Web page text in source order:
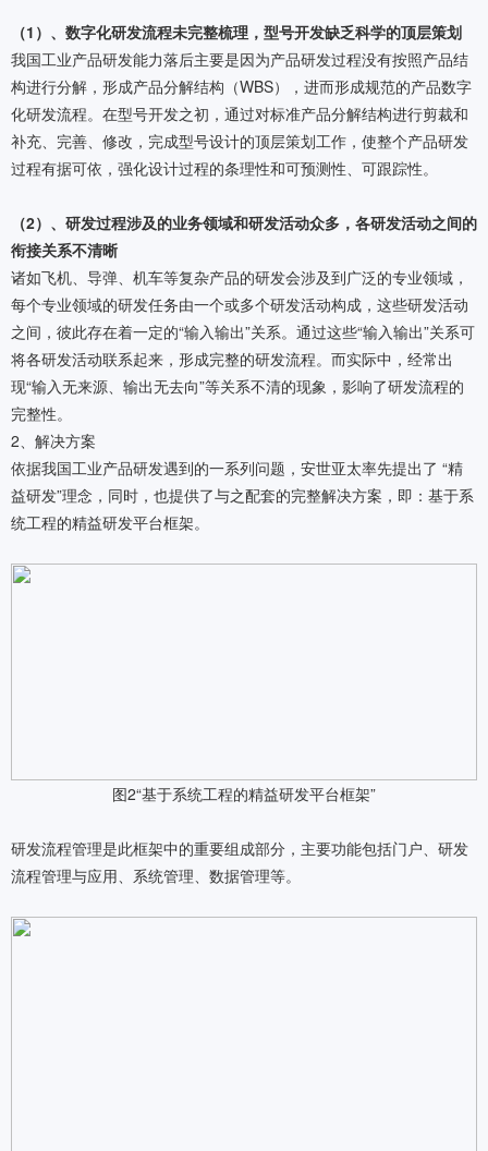
（1）、数字化研发流程未完整梳理，型号开发缺乏科学的顶层策划
我国工业产品研发能力落后主要是因为产品研发过程没有按照产品结
构进行分解，形成产品分解结构（WBS），进而形成规范的产品数字
化研发流程。在型号开发之初，通过对标准产品分解结构进行剪裁和
补充、完善、修改，完成型号设计的顶层策划工作，使整个产品研发
过程有据可依，强化设计过程的条理性和可预测性、可跟踪性。
（2）、研发过程涉及的业务领域和研发活动众多，各研发活动之间的
衔接关系不清晰
诸如飞机、导弹、机车等复杂产品的研发会涉及到广泛的专业领域，
每个专业领域的研发任务由一个或多个研发活动构成，这些研发活动
之间，彼此存在着一定的“输入输出”关系。通过这些“输入输出”关系可
将各研发活动联系起来，形成完整的研发流程。而实际中，经常出
现“输入无来源、输出无去向”等关系不清的现象，影响了研发流程的
完整性。
2、解决方案
依据我国工业产品研发遇到的一系列问题，安世亚太率先提出了 “精
益研发”理念，同时，也提供了与之配套的完整解决方案，即：基于系
统工程的精益研发平台框架。
图2“基于系统工程的精益研发平台框架”
研发流程管理是此框架中的重要组成部分，主要功能包括门户、研发
流程管理与应用、系统管理、数据管理等。